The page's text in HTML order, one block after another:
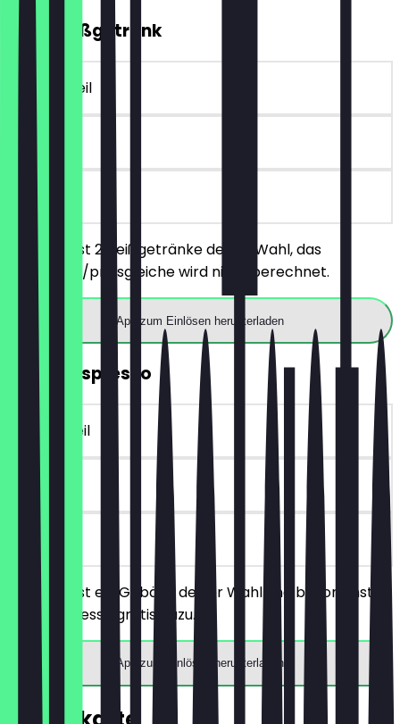
2für1 Heißgetränk
~€ 4 Vorteil
30 Tage
vor Ort
Du bestellst 2 Heißgetränke deiner Wahl, das
günstigere/preisgleiche wird nicht berechnet.
App zum Einlösen herunterladen
GRATIS Espresso
~€ 3 Vorteil
90 Tage
vor Ort
Du bestellst ein Gebäck deiner Wahl und bekommst
einen Espresso gratis dazu.
App zum Einlösen herunterladen